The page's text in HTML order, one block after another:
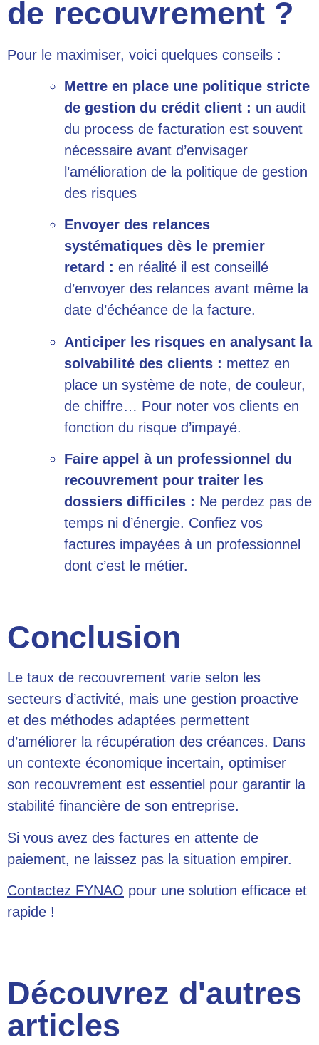
de recouvrement ?
Pour le maximiser, voici quelques conseils :
Mettre en place une politique stricte
de gestion du crédit client : un audit
du process de facturation est souvent
nécessaire avant d’envisager
l’amélioration de la politique de gestion
des risques
Envoyer des relances
systématiques dès le premier
retard : en réalité il est conseillé
d’envoyer des relances avant même la
date d’échéance de la facture.
Anticiper les risques en analysant la
solvabilité des clients : mettez en
place un système de note, de couleur,
de chiffre… Pour noter vos clients en
fonction du risque d’impayé.
Faire appel à un professionnel du
recouvrement pour traiter les
dossiers difficiles : Ne perdez pas de
temps ni d’énergie. Confiez vos
factures impayées à un professionnel
dont c’est le métier.
Conclusion
Le taux de recouvrement varie selon les
secteurs d’activité, mais une gestion proactive
et des méthodes adaptées permettent
d’améliorer la récupération des créances. Dans
un contexte économique incertain, optimiser
son recouvrement est essentiel pour garantir la
stabilité financière de son entreprise.
Si vous avez des factures en attente de
paiement, ne laissez pas la situation empirer.
Contactez FYNAO pour une solution efficace et
rapide !
Découvrez d'autres
articles